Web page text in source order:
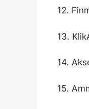
12.
13.
14.
15.